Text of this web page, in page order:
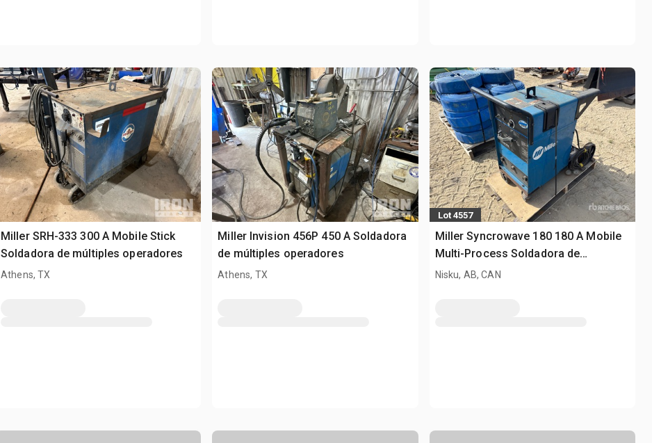
Miller SRH-333 300 A Mobile Stick
Soldadora de múltiples operadores
Athens, TX
Miller Invision 456P 450 A Soldadora
de múltiples operadores
Athens, TX
Lot 4557
Miller Syncrowave 180 180 A Mobile
Multi-Process Soldadora de
múltiples operadores
Nisku, AB, CAN